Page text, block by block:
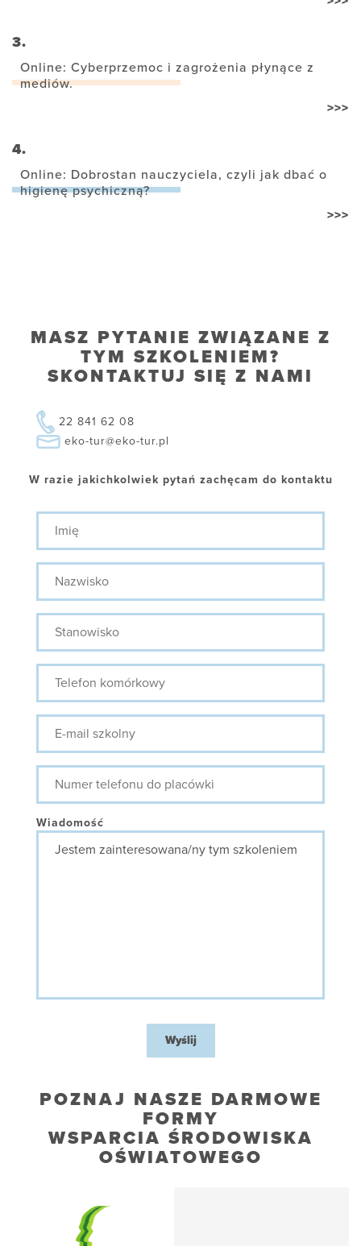
3.
Online: Cyberprzemoc i zagrożenia płynące z
mediów.
>>>
4.
Online: Dobrostan nauczyciela, czyli jak dbać o
higienę psychiczną?
>>>
MASZ PYTANIE ZWIĄZANE Z
TYM SZKOLENIEM?
SKONTAKTUJ SIĘ Z NAMI
22 841 62 08
eko-tur@eko-tur.pl
W razie jakichkolwiek pytań zachęcam do kontaktu
Imię
Nazwisko
Stanowisko
Telefon
komórkowy
E-
mail
szkolny
Numer
telefonu
do
Wiadomość
Wyślij
POZNAJ NASZE DARMOWE
FORMY
WSPARCIA ŚRODOWISKA
OŚWIATOWEGO